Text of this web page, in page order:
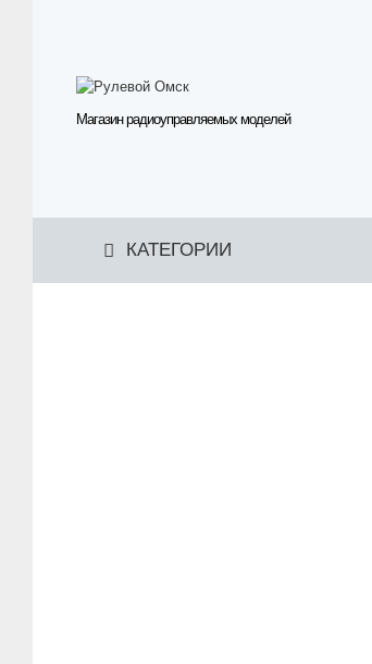
Магазин радиоуправляемых моделей
КАТЕГОРИИ